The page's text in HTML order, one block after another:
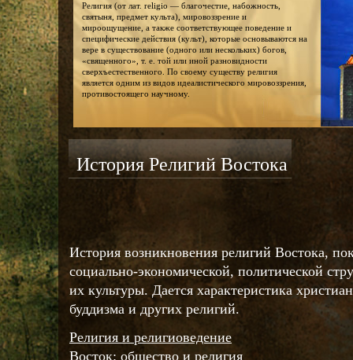
Религия (от лат. religio — благочестие, набожность,
святыня, предмет культа), мировоззрение и
мироощущение, а также соответствующее поведение и
специфические действия (культ), которые основываются на
вере в существование (одного или нескольких) богов,
«священного», т. е. той или иной разновидности
сверхъестественного. По своему существу религия
является одним из видов идеалистического мировоззрения,
противостоящего научному.
История Религий Востока
История возникновения религий Востока,
социально-экономической, политической
их культуры. Дается характеристика
буддизма и других религий.
Религия и религиоведение
Восток: общество и религия